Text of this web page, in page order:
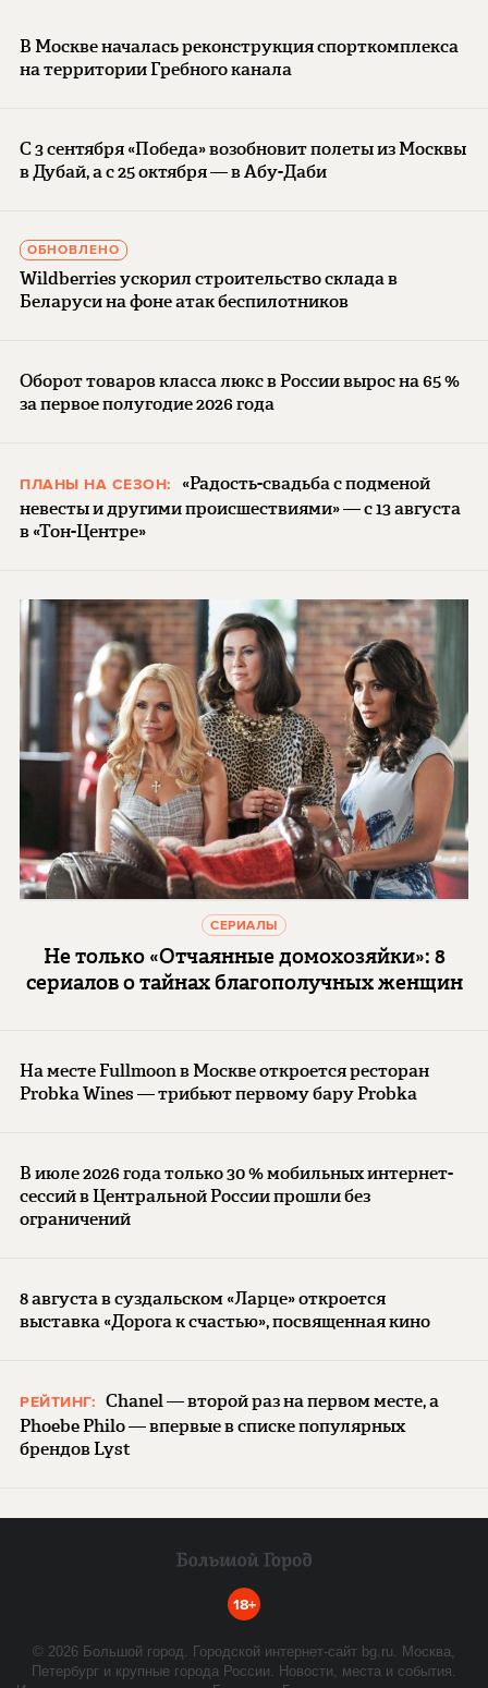
В Москве началась реконструкция спорткомплекса
на территории Гребного канала
С 3 сентября «Победа» возобновит полеты из Москвы
в Дубай, а с 25 октября — в Абу-Даби
ОБНОВЛЕНО
Wildberries ускорил строительство склада в
Беларуси на фоне атак беспилотников
Оборот товаров класса люкс в России вырос на 65 %
за первое полугодие 2026 года
ПЛАНЫ НА СЕЗОН:
«Радость-свадьба с подменой
невесты и другими происшествиями» — с 13 августа
в «Тон-Центре»
СЕРИАЛЫ
Не только «Отчаянные домохозяйки»: 8
сериалов о тайнах благополучных женщин
На месте Fullmoon в Москве откроется ресторан
Probka Wines — трибьют первому бару Probka
В июле 2026 года только 30 % мобильных интернет-
сессий в Центральной России прошли без
ограничений
8 августа в суздальском «Ларце» откроется
выставка «Дорога к счастью», посвященная кино
РЕЙТИНГ: Chanel — второй раз на первом месте, а
Phoebe Philo — впервые в списке популярных
брендов Lyst
18+
© 2026 Большой город. Городской интернет-сайт bg.ru. Москва,
Петербург и крупные города России. Новости, места и события.